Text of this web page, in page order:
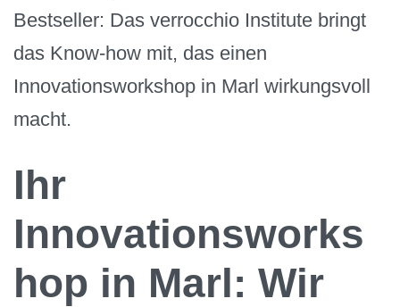
Bestseller: Das verrocchio Institute bringt
das Know-how mit, das einen
Innovationsworkshop in Marl wirkungsvoll
macht.
Ihr
Innovationsworks
hop in Marl: Wir